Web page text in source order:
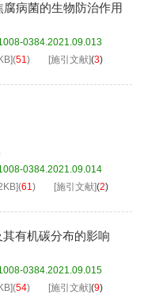
病菌的生物防治作用
0384.2021.09.013
](51) [施引文献](3)
0384.2021.09.014
](61) [施引文献](2)
有机碳分布的影响
0384.2021.09.015
](54) [施引文献](9)